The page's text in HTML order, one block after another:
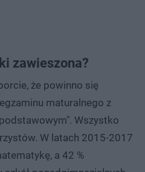
zawieszona?
że powinno się
maturalnego z
Wszystko
W latach 2015-2017
a 42 %